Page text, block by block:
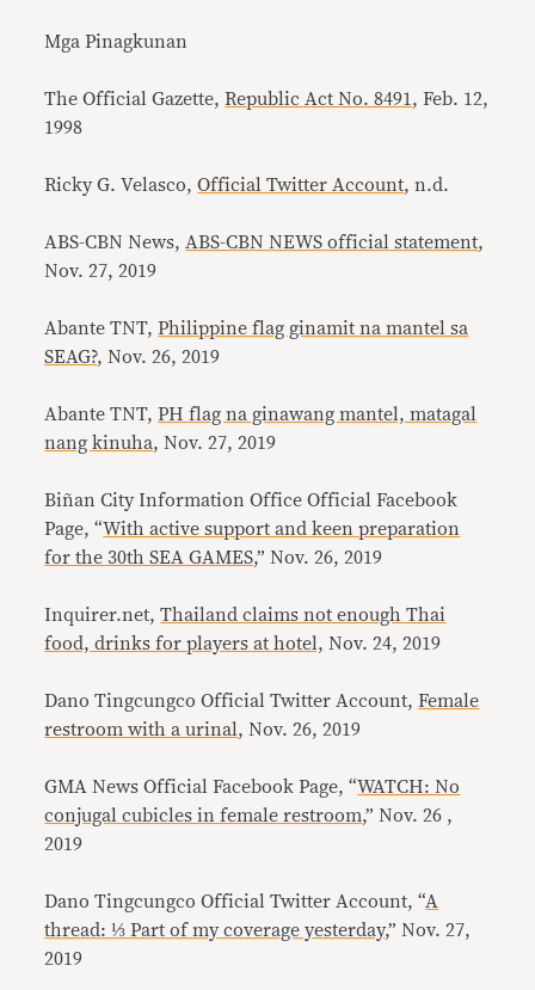
Mga Pinagkunan
The Official Gazette,Republic Act No. 8491 , Feb. 12,
1998
Ricky G. Velasco,Official Twitter Account, n.d.
ABS-CBN News, ABS-CBN NEWS official statement,
Nov. 27, 2019
Abante TNT,Philippine flag ginamit na mantel sa
SEAG?, Nov. 26, 2019
Abante TNT,PH flag na ginawang mantel, matagal
nang kinuha, Nov. 27, 2019
Biñan City Information Office Official Facebook
Page, “With active support and keen preparation
for the 30th SEA GAMES,” Nov. 26, 2019
Inquirer.net,Thailand claims not enough Thai
food, drinks for players at hotel, Nov. 24, 2019
Dano Tingcungco Official Twitter Account,Female
restroom with a urinal , Nov. 26, 2019
GMA News Official Facebook Page, “WATCH: No
conjugal cubicles in female restroom,” Nov. 26 ,
2019
Dano Tingcungco Official Twitter Account, “A
thread: ⅓ Part of my coverage yesterday,” Nov. 27,
2019